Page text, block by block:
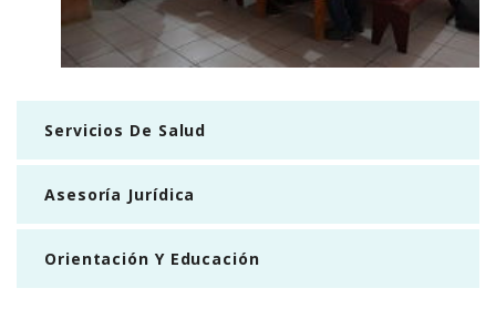
Servicios De Salud
Asesoría Jurídica
Orientación Y Educación